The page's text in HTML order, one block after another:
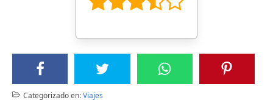
Categorizado en:Viajes